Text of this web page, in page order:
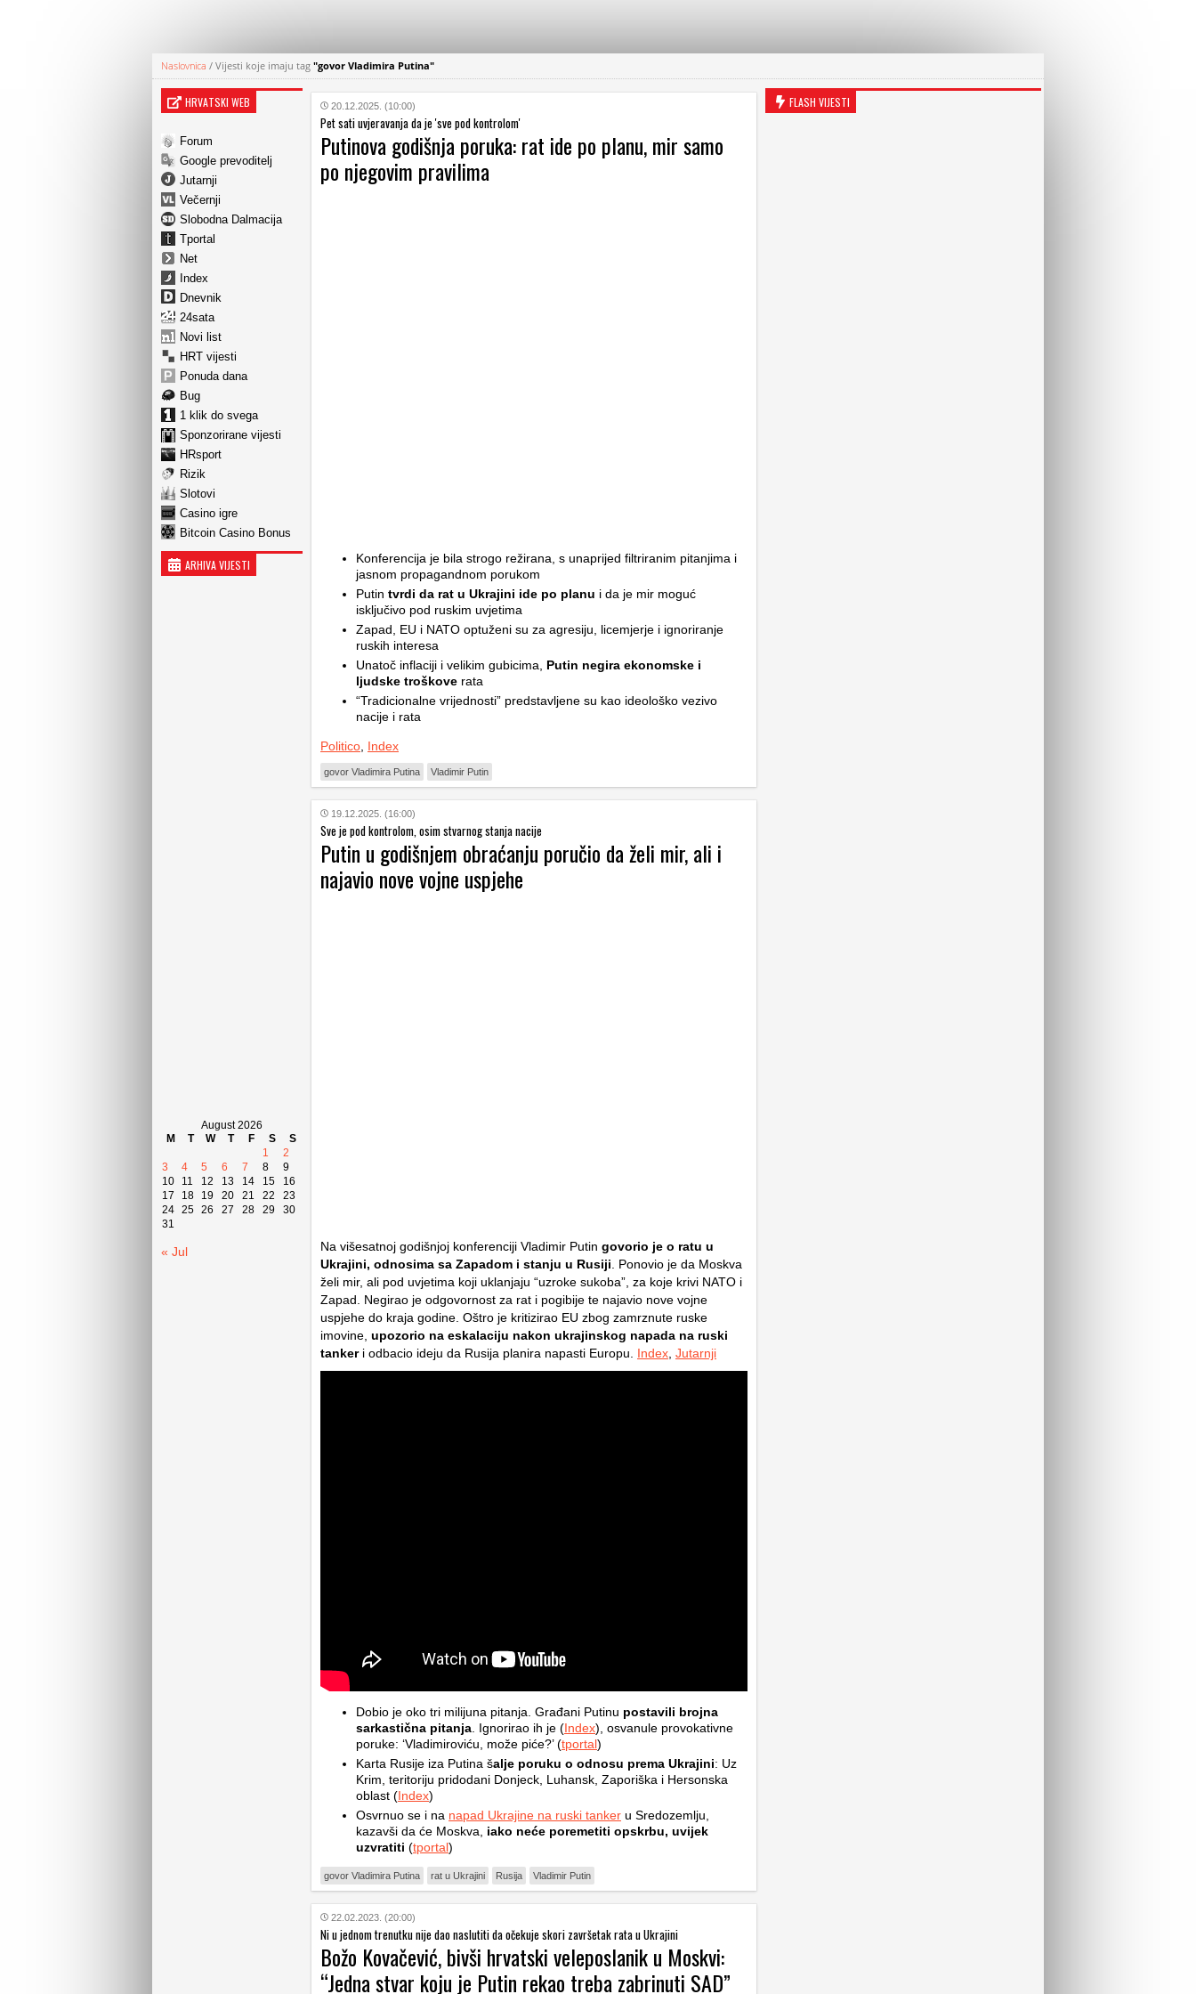
Naslovnica / Vijesti koje imaju tag "govor Vladimira Putina"
HRVATSKI WEB
Forum
Google prevoditelj
Jutarnji
Večernji
Slobodna Dalmacija
Tportal
Net
Index
Dnevnik
24sata
Novi list
HRT vijesti
Ponuda dana
Bug
1 klik do svega
Sponzorirane vijesti
HRsport
Rizik
Slotovi
Casino igre
Bitcoin Casino Bonus
ARHIVA VIJESTI
August 2026
M
T W T F S
S
1
2
3
4 5 6 7 8
9
10
11 12 13 14 15
16
17
18 19 20 21 22
23
24 25 26 27 28 29
30
31
« Jul
20.12.2025. (10:00)
Pet sati uvjeravanja da je 'sve pod kontrolom'
Putinova godišnja poruka: rat ide po planu, mir samo
po njegovim pravilima
Konferencija je bila strogo režirana, s unaprijed filtriranim pitanjima i
jasnom propagandnom porukom
Putin tvrdi da rat u Ukrajini ide po planu i da je mir moguć
isključivo pod ruskim uvjetima
Zapad, EU i NATO optuženi su za agresiju, licemjerje i ignoriranje
ruskih interesa
Unatoč inflaciji i velikim gubicima,
Putin negira ekonomske i
ljudske troškove rata
“Tradicionalne vrijednosti” predstavljene su kao ideološko vezivo
nacije i rata
Politico Index
govor Vladimira Putina Vladimir Putin
19.12.2025. (16:00)
Sve je pod kontrolom, osim stvarnog stanja nacije
Putin u godišnjem obraćanju poručio da želi mir, ali i
najavio nove vojne uspjehe
Na višesatnoj godišnjoj konferenciji Vladimir Putin govorio je o ratu u
Ukrajini, odnosima sa Zapadom i stanju u Rusiji. Ponovio je da Moskva
želi mir, ali pod uvjetima koji uklanjaju “uzroke sukoba”, za koje krivi NATO i
Zapad. Negirao je odgovornost za rat i pogibije te najavio nove vojne
uspjehe do kraja godine. Oštro je kritizirao EU zbog zamrznute ruske
imovine, upozorio na eskalaciju nakon ukrajinskog napada na ruski
tankeri odbacio ideju da Rusija planira napasti Europu. Index, Jutarnji
Dobio je oko tri milijuna pitanja. Građani Putinu postavili brojna
sarkastična pitanja. Ignorirao ih je (Index), osvanule provokativne
poruke: ‘Vladimiroviću, može piće?’ (tportal)
Karta Rusije iza Putina šalje poruku o odnosu prema Ukrajini: Uz
Krim, teritoriju pridodani Donjeck, Luhansk, Zaporiška i Hersonska
oblast (Index)
Osvrnuo se i na napad Ukrajine na ruski tanker u Sredozemlju,
kazavši da će Moskva, iako neće poremetiti opskrbu, uvijek
uzvratiti (tportal)
govor Vladimira Putina rat u Ukrajini Rusija Vladimir Putin
22.02.2023. (20:00)
Ni u jednom trenutku nije dao naslutiti da očekuje skori završetak rata u Ukrajini
Božo Kovačević, bivši hrvatski veleposlanik u Moskvi:
“Jedna stvar koju je Putin rekao treba zabrinuti SAD”
FLASH VIJESTI